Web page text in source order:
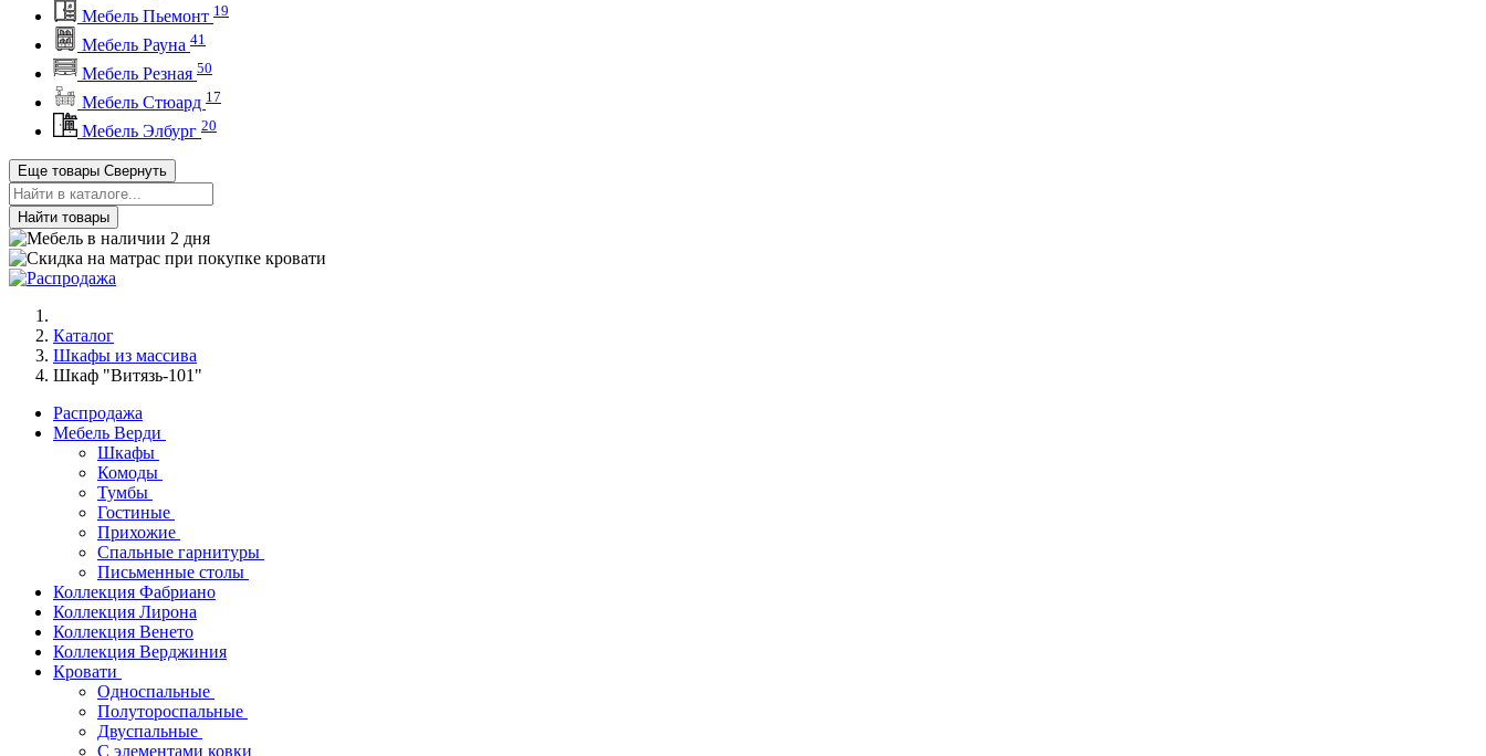
Мебель Пьемонт 19
Мебель Рауна 41
Мебель Резная 50
Мебель Стюард 17
Мебель Элбург 20
Еще товары Свернуть
Найти товары
Каталог
Шкафы из массива
Шкаф "Витязь-101"
Распродажа
Мебель Верди
Шкафы
Комоды
Тумбы
Гостиные
Прихожие
Спальные гарнитуры
Письменные столы
Коллекция Фабриано
Коллекция Лирона
Коллекция Венето
Коллекция Верджиния
Кровати
Односпальные
Полутороспальные
Двуспальные
С элементами ковки